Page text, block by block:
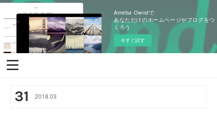
Ameba Owndで
あなただけのホームページやブログをつ
くろう
今すぐ試す
31 2018.03